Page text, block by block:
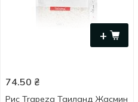
+
74.50 ₴
Рис Trapeza Таиланд Жасмин